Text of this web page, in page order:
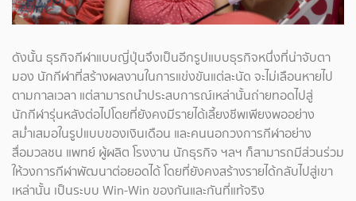
ดังนั้น ธุรกิจกีฬาแบบญี่ปุ่นจึงเป็นอีกรูปแบบธุรกิจหนึ่งที่น่าจับตา
มอง นักกีฬาที่สร้างผลงานในการแข่งขันแต่ละนัด จะไม่เลือนหายไป
ตามกาลเวลา แต่สามารถนำประสบการณ์เหล่านั้นถ่ายทอดไปสู่
นักกีฬารุ่นหลังต่อไปโดยที่ยังคงมีรายได้เลี้ยงชีพเพียงพออย่าง
สม่ำเสมอในรูปแบบของเงินเดือน และคนนอกวงการกีฬาอย่าง
สื่อมวลชน แพทย์ ผู้ผลิต โรงงาน นักธุรกิจ ฯลฯ ก็สามารถมีส่วนร่วม
ให้วงการกีฬาพัฒนาต่อยอดได้ โดยที่ยังคงสร้างรายได้กลับไปสู่เขา
เหล่านั้น เป็นระบบ Win-Win ของกันและกันที่แท้จริง